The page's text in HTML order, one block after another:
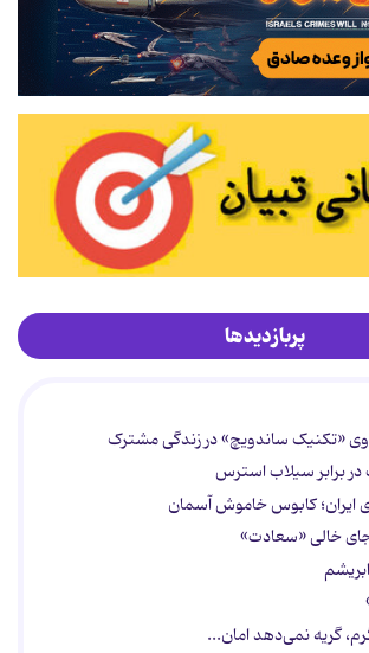
پربازدیدها
«تکنیک ساندویچ» در زندگی مشترک
در برابر سیلاب استرس
ایران؛ کابوس خاموش آسمان
جای خالی «سعادت»
گریه نمی‌دهد امان...